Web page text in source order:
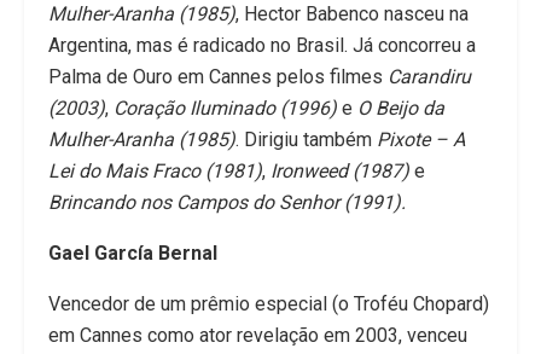
Mulher-Aranha (1985), Hector Babenco nasceu na
Argentina, mas é radicado no Brasil. Já concorreu a
Palma de Ouro em Cannes pelos filmes Carandiru
(2003), Coração Iluminado (1996) e O Beijo da
Mulher-Aranha (1985). Dirigiu também Pixote – A
Lei do Mais Fraco (1981), Ironweed (1987) e
Brincando nos Campos do Senhor (1991).
Gael García Bernal
Vencedor de um prêmio especial (o Troféu Chopard)
em Cannes como ator revelação em 2003, venceu